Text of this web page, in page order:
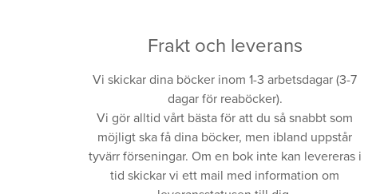
Frakt och leverans
Vi skickar dina böcker inom 1-3 arbetsdagar (3-7
dagar för reaböcker).
Vi gör alltid vårt bästa för att du så snabbt som
möjligt ska få dina böcker, men ibland uppstår
tyvärr förseningar. Om en bok inte kan levereras i
tid skickar vi ett mail med information om